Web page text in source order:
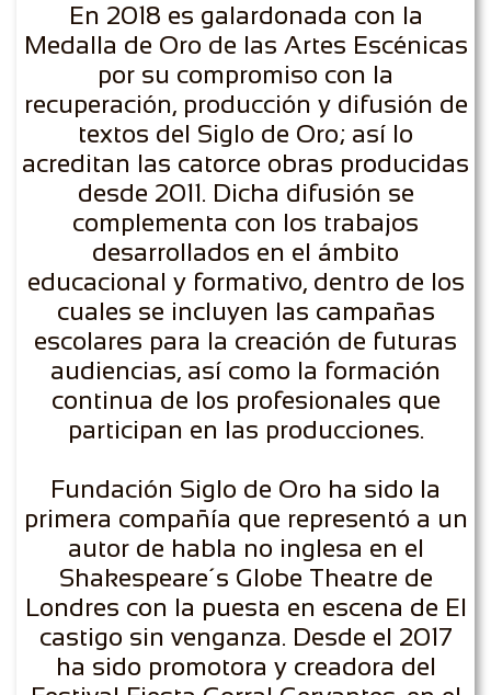
En 2018 es galardonada con la
Medalla de Oro de las Artes Escénicas
por su compromiso con la
recuperación, producción y difusión de
textos del Siglo de Oro; así lo
acreditan las catorce obras producidas
desde 2011. Dicha difusión se
complementa con los trabajos
desarrollados en el ámbito
educacional y formativo, dentro de los
cuales se incluyen las campañas
escolares para la creación de futuras
audiencias, así como la formación
continua de los profesionales que
participan en las producciones.
Fundación Siglo de Oro ha sido la
primera compañía que representó a un
autor de habla no inglesa en el
Shakespeare´s Globe Theatre de
Londres con la puesta en escena de El
castigo sin venganza. Desde el 2017
ha sido promotora y creadora del